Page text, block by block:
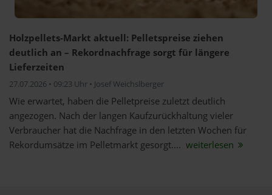
Holzpellets-Markt aktuell: Pelletspreise ziehen
deutlich an – Rekordnachfrage sorgt für längere
Lieferzeiten
27.07.2026 • 09:23 Uhr • Josef Weichslberger
Wie erwartet, haben die Pelletpreise zuletzt deutlich
angezogen. Nach der langen Kaufzurückhaltung vieler
Verbraucher hat die Nachfrage in den letzten Wochen für
Rekordumsätze im Pelletmarkt gesorgt.... weiterlesen